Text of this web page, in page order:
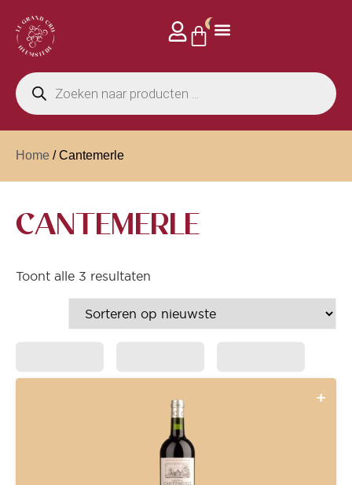
0
Home / Cantemerle
CANTEMERLE
Toont alle 3 resultaten